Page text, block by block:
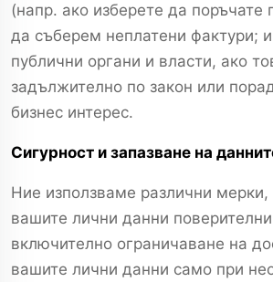
(напр. ако изберете да поръчате
да съберем неплатени фактури;
публични органи и власти, ако
задължително по закон или
бизнес интерес.
Сигурност и запазване на
Ние използваме различни мерки,
вашите лични данни
включително ограничаване на
вашите лични данни само при